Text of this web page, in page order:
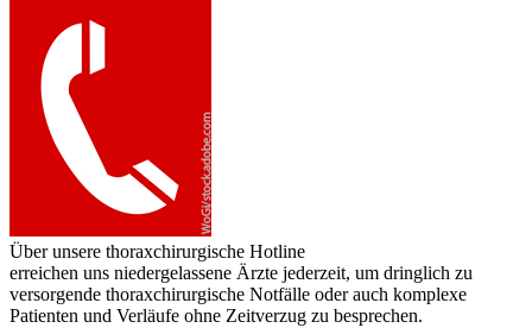
Über unsere thoraxchirurgische Hotline
erreichen uns niedergelassene Ärzte jederzeit, um dringlich zu
versorgende thoraxchirurgische Notfälle oder auch komplexe
Patienten und Verläufe ohne Zeitverzug zu besprechen.